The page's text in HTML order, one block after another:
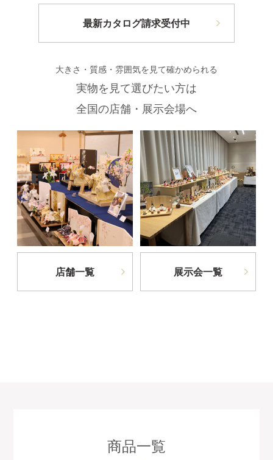
最新カタログ請求受付中
大きさ・質感・雰囲気を見て確かめられる
実物を見て選びたい方は
全国の店舗・展示会場へ
店舗一覧 展示会一覧
商品一覧